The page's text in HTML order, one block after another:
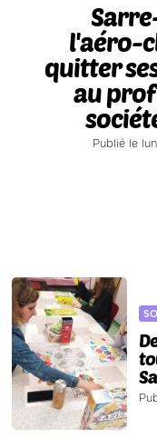
l'aéro-
quitter
au
Publié le